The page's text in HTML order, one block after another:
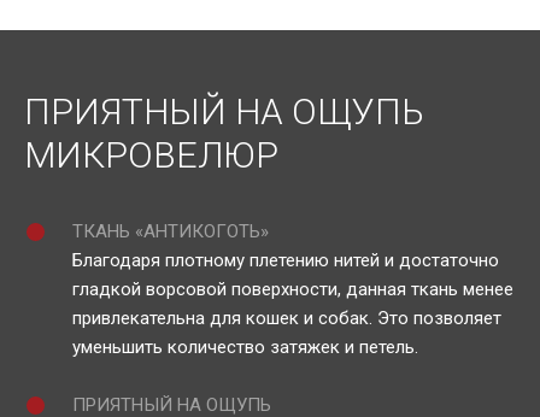
ПРИЯТНЫЙ НА ОЩУПЬ
МИКРОВЕЛЮР
ТКАНЬ «АНТИКОГОТЬ»
Благодаря плотному плетению нитей и достаточно
гладкой ворсовой поверхности, данная ткань менее
привлекательна для кошек и собак. Это позволяет
уменьшить количество затяжек и петель.
ПРИЯТНЫЙ НА ОЩУПЬ